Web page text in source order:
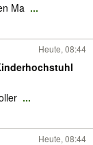
Ma ...
Heute, 08:44
...
Heute, 08:44